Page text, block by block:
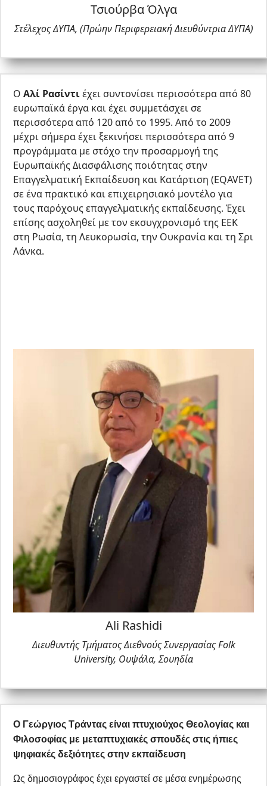
Τσιούρβα Όλγα
Στέλεχος ΔΥΠΑ, (Πρώην Περιφερειακή Διευθύντρια ΔΥΠΑ)
Ο Αλί Ρασίντιέχει συντονίσει περισσότερα από 80
ευρωπαϊκά έργα και έχει συμμετάσχει σε
περισσότερα από 120 από το 1995. Από το 2009
μέχρι σήμερα έχει ξεκινήσει περισσότερα από 9
προγράμματα με στόχο την προσαρμογή της
Ευρωπαϊκής Διασφάλισης ποιότητας στην
Επαγγελματική Εκπαίδευση και Κατάρτιση (EQAVET)
σε ένα πρακτικό και επιχειρησιακό μοντέλο για
τους παρόχους επαγγελματικής εκπαίδευσης. Έχει
επίσης ασχοληθεί με τον εκσυγχρονισμό της ΕΕΚ
στη Ρωσία, τη Λευκορωσία, την Ουκρανία και τη Σρι
Λάνκα.
Ali Rashidi
Διευθυντής Τμήματος Διεθνούς Συνεργασίας Folk
University, Ουψάλα, Σουηδία
Ο Γεώργιος Τράντας είναι πτυχιούχος Θεολογίας και
Φιλοσοφίας με μεταπτυχιακές σπουδές στις ήπιες
ψηφιακές δεξιότητες στην εκπαίδευση
Ως δημοσιογράφος έχει εργαστεί σε μέσα ενημέρωσης